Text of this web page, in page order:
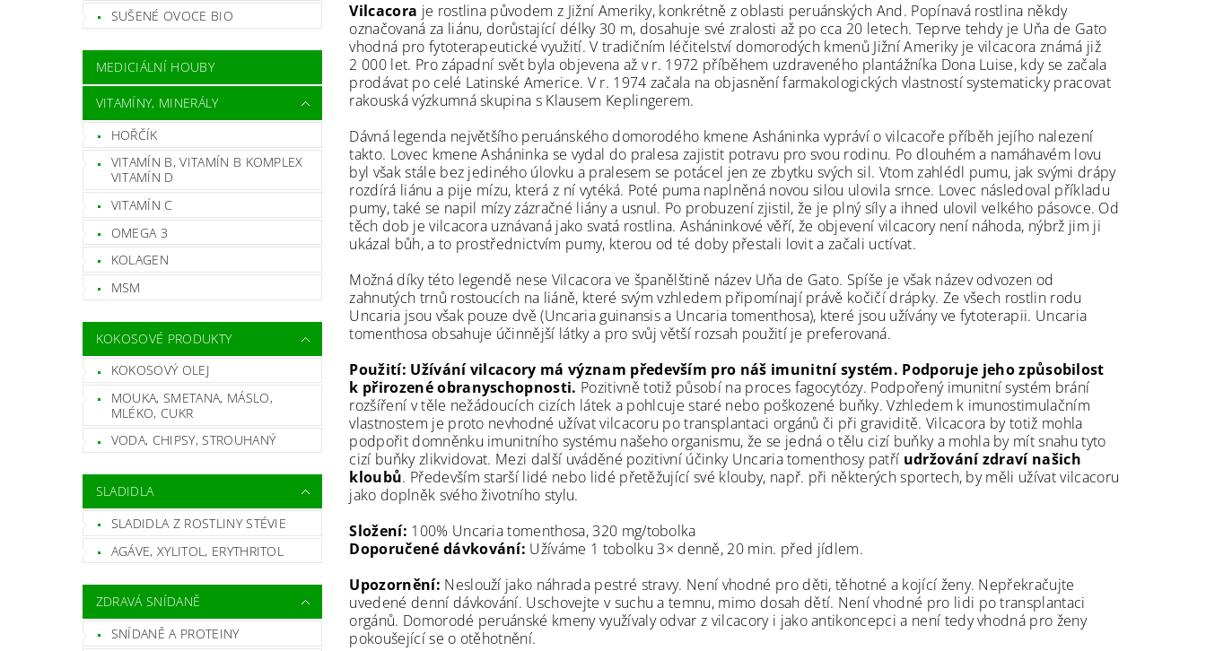
SUŠENÉ OVOCE BIO
MEDICIÁLNÍ HOUBY
VITAMÍNY, MINERÁLY
HOŘČÍK
VITAMÍN B, VITAMÍN B KOMPLEX
VITAMÍN D
VITAMÍN C
OMEGA 3
KOLAGEN
MSM
KOKOSOVÉ PRODUKTY
KOKOSOVÝ OLEJ
MOUKA, SMETANA, MÁSLO,
MLÉKO, CUKR
VODA, CHIPSY, STROUHANÝ
SLADIDLA
SLADIDLA Z ROSTLINY STÉVIE
AGÁVE, XYLITOL, ERYTHRITOL
ZDRAVÁ SNÍDANĚ
SNÍDANĚ A PROTEINY
Vilcacora je rostlina původem z Jižní Ameriky, konkrétně z oblasti peruánských And. Popínavá rostlina někdy
označovaná za liánu, dorůstající délky 30 m, dosahuje své zralosti až po cca 20 letech. Teprve tehdy je Uňa de Gato
vhodná pro fytoterapeutické využití. V tradičním léčitelství domorodých kmenů Jižní Ameriky je vilcacora známá již
2 000 let. Pro západní svět byla objevena až v r. 1972 příběhem uzdraveného plantážníka Dona Luise, kdy se začala
prodávat po celé Latinské Americe. V r. 1974 začala na objasnění farmakologických vlastností systematicky pracovat
rakouská výzkumná skupina s Klausem Keplingerem.
Dávná legenda největšího peruánského domorodého kmene Asháninka vypráví o vilcacoře příběh jejího nalezení
takto. Lovec kmene Asháninka se vydal do pralesa zajistit potravu pro svou rodinu. Po dlouhém a namáhavém lovu
byl však stále bez jediného úlovku a pralesem se potácel jen ze zbytku svých sil. Vtom zahlédl pumu, jak svými drápy
rozdírá liánu a pije mízu, která z ní vytéká. Poté puma naplněná novou silou ulovila srnce. Lovec následoval příkladu
pumy, také se napil mízy zázračné liány a usnul. Po probuzení zjistil, že je plný síly a ihned ulovil velkého pásovce. Od
těch dob je vilcacora uznávaná jako svatá rostlina. Asháninkové věří, že objevení vilcacory není náhoda, nýbrž jim ji
ukázal bůh, a to prostřednictvím pumy, kterou od té doby přestali lovit a začali uctívat.
Možná díky této legendě nese Vilcacora ve španělštině název Uňa de Gato. Spíše je však název odvozen od
zahnutých trnů rostoucích na liáně, které svým vzhledem připomínají právě kočičí drápky. Ze všech rostlin rodu
Uncaria jsou však pouze dvě (Uncaria guinansis a Uncaria tomenthosa), které jsou užívány ve fytoterapii. Uncaria
tomenthosa obsahuje účinnější látky a pro svůj větší rozsah použití je preferovaná.
Použití: Užívání vilcacory má význam především pro náš imunitní systém. Podporuje jeho způsobilost
k přirozené obranyschopnosti. Pozitivně totiž působí na proces fagocytózy. Podpořený imunitní systém brání
rozšíření v těle nežádoucích cizích látek a pohlcuje staré nebo poškozené buňky. Vzhledem k imunostimulačním
vlastnostem je proto nevhodné užívat vilcacoru po transplantaci orgánů či při graviditě. Vilcacora by totiž mohla
podpořit domněnku imunitního systému našeho organismu, že se jedná o tělu cizí buňky a mohla by mít snahu tyto
cizí buňky zlikvidovat. Mezi další uváděné pozitivní účinky Uncaria tomenthosy patří udržování zdraví našich
kloubů. Především starší lidé nebo lidé přetěžující své klouby, např. při některých sportech, by měli užívat vilcacoru
jako doplněk svého životního stylu.
Složení: 100% Uncaria tomenthosa, 320 mg/tobolka
Doporučené dávkování: Užíváme 1 tobolku 3× denně, 20 min. před jídlem.
Upozornění: Neslouží jako náhrada pestré stravy. Není vhodné pro děti, těhotné a kojící ženy. Nepřekračujte
uvedené denní dávkování. Uschovejte v suchu a temnu, mimo dosah dětí. Není vhodné pro lidi po transplantaci
orgánů. Domorodé peruánské kmeny využívaly odvar z vilcacory i jako antikoncepci a není tedy vhodná pro ženy
pokoušející se o otěhotnění.